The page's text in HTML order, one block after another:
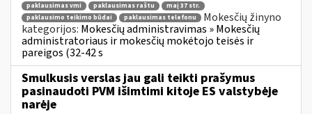
paklausimas vmi
paklausimas raštu
maį 37 str.
paklausimo teikimo būdai
paklausimas telefonu
Mokesčių žinyno
kategorijos: Mokesčių administravimas » Mokesčių
administratoriaus ir mokesčių mokėtojo teisės ir
pareigos (32-42 s
Smulkusis verslas jau gali teikti prašymus
pasinaudoti PVM išimtimi kitoje ES valstybėje
narėje